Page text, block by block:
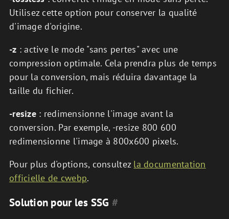
Utilisez cette option pour conserver la qualité
d'image d'origine.
-z : active le mode "sans pertes" avec une
compression optimale. Cela prendra plus de temps
pour la conversion, mais réduira davantage la
taille du fichier.
-resize: redimensionne l'image avant la
conversion. Par exemple, -resize 800 600
redimensionne l'image à 800x600 pixels.
Pour plus d'options, consultez la documentation
officielle de cwebp.
Solution pour les SSG #